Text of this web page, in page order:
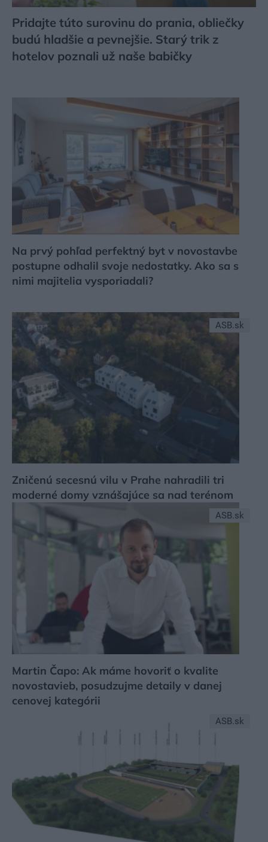
Pridajte túto surovinu do prania, obliečky
budú hladšie a pevnejšie. Starý trik z
hotelov poznali už naše babičky
Na prvý pohľad perfektný byt v novostavbe
postupne odhalil svoje nedostatky. Ako sa s
nimi majitelia vysporiadali?
ASB.sk
Zničenú secesnú vilu v Prahe nahradili tri
moderné domy vznášajúce sa nad terénom
ASB.sk
Martin Čapo: Ak máme hovoriť o kvalite
novostavieb, posudzujme detaily v danej
cenovej kategórii
ASB.sk